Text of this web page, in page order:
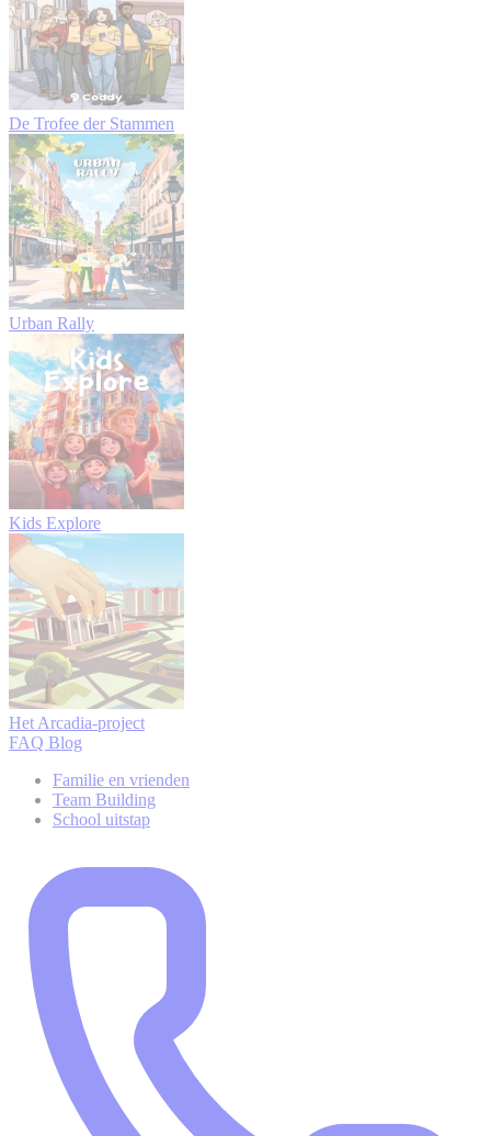
De Trofee der Stammen
Urban Rally
Kids Explore
Het Arcadia-project
FAQ Blog
Familie en vrienden
Team Building
School uitstap